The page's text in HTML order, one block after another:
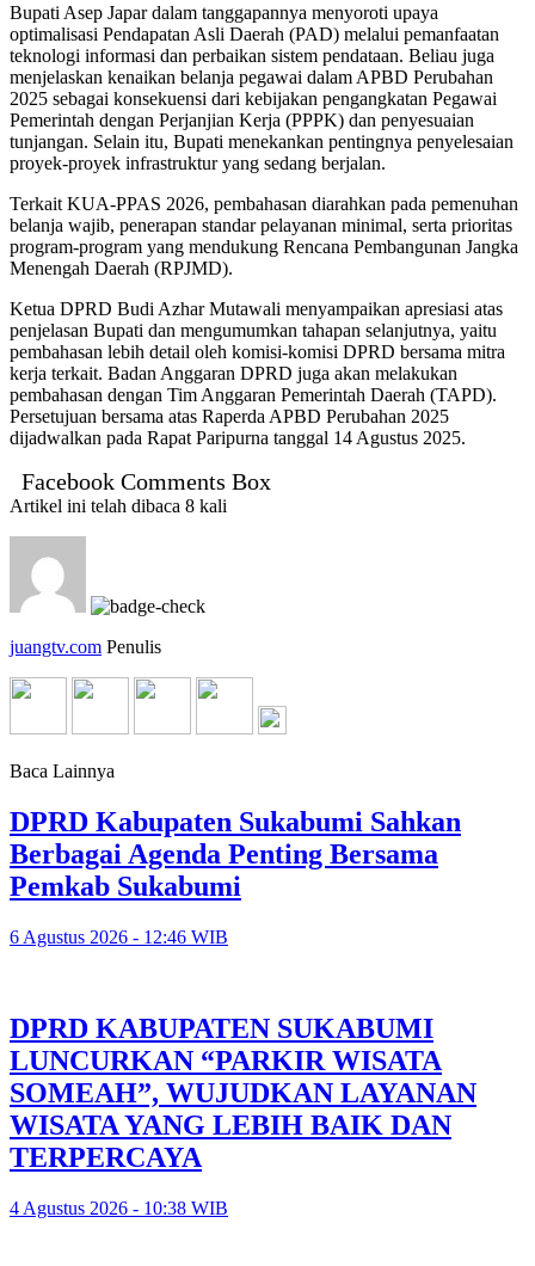
Bupati Asep Japar dalam tanggapannya menyoroti upaya
optimalisasi Pendapatan Asli Daerah (PAD) melalui pemanfaatan
teknologi informasi dan perbaikan sistem pendataan. Beliau juga
menjelaskan kenaikan belanja pegawai dalam APBD Perubahan
2025 sebagai konsekuensi dari kebijakan pengangkatan Pegawai
Pemerintah dengan Perjanjian Kerja (PPPK) dan penyesuaian
tunjangan. Selain itu, Bupati menekankan pentingnya penyelesaian
proyek-proyek infrastruktur yang sedang berjalan.
Terkait KUA-PPAS 2026, pembahasan diarahkan pada pemenuhan
belanja wajib, penerapan standar pelayanan minimal, serta prioritas
program-program yang mendukung Rencana Pembangunan Jangka
Menengah Daerah (RPJMD).
Ketua DPRD Budi Azhar Mutawali menyampaikan apresiasi atas
penjelasan Bupati dan mengumumkan tahapan selanjutnya, yaitu
pembahasan lebih detail oleh komisi-komisi DPRD bersama mitra
kerja terkait. Badan Anggaran DPRD juga akan melakukan
pembahasan dengan Tim Anggaran Pemerintah Daerah (TAPD).
Persetujuan bersama atas Raperda APBD Perubahan 2025
dijadwalkan pada Rapat Paripurna tanggal 14 Agustus 2025.
Facebook Comments Box
Artikel ini telah dibaca 8 kali
juangtv.com Penulis
Baca Lainnya
DPRD Kabupaten Sukabumi Sahkan
Berbagai Agenda Penting Bersama
Pemkab Sukabumi
6 Agustus 2026 - 12:46 WIB
DPRD KABUPATEN SUKABUMI
LUNCURKAN “PARKIR WISATA
SOMEAH”, WUJUDKAN LAYANAN
WISATA YANG LEBIH BAIK DAN
TERPERCAYA
4 Agustus 2026 - 10:38 WIB